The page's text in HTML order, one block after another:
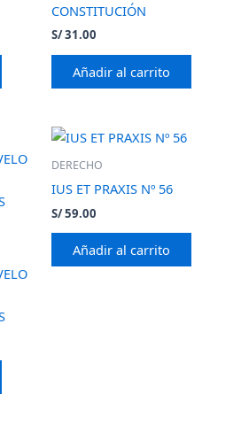
CONSTITUCIÓN
S/31.00
Añadir al carrito
DERECHO
IUS ET PRAXIS Nº 56
S/59.00
Añadir al carrito